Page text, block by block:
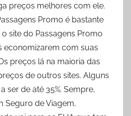
preços melhores com ele.
Promo é bastante
site do Passagens Promo
economizarem com suas
preços lá na maioria das
de outros sites. Alguns
ser de até 35%. Sempre,
Seguro de Viagem,